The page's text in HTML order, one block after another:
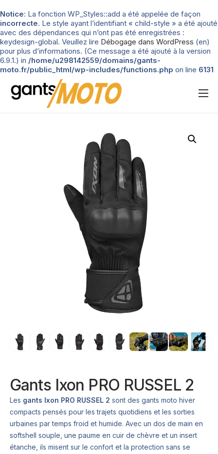
Notice: La fonction WP_Styles::add a été appelée de façon
incorrecte. Le style ayant l’identifiant « child-style » a été ajouté
avec des dépendances qui n’ont pas été enregistrées :
keydesign-global. Veuillez lire Débogage dans WordPress (en)
pour plus d’informations. (Ce message a été ajouté à la version
6.9.1.) in /home/u298142559/domains/gants-
moto.fr/public_html/wp-includes/functions.php on line 6131
Nos tests
Gants Ixon PRO RUSSEL 2
Les gants Ixon PRO RUSSEL 2 sont des gants moto hiver
compacts pensés pour les trajets quotidiens et les sorties
urbaines par temps froid et humide. Avec un dos de main en
softshell souple, une paume en cuir de chèvre et un insert
étanche, ils misent sur le confort et la protection sans se